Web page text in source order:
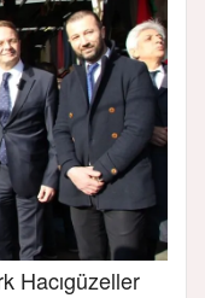
Hacıgüzeller